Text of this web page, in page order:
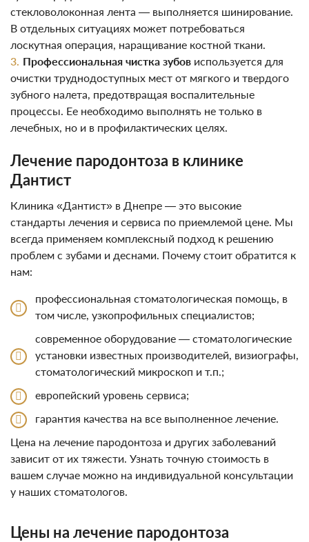
стекловолоконная лента — выполняется шинирование.
В отдельных ситуациях может потребоваться
лоскутная операция, наращивание костной ткани.
Профессиональная чистка зубов используется для
очистки труднодоступных мест от мягкого и твердого
зубного налета, предотвращая воспалительные
процессы. Ее необходимо выполнять не только в
лечебных, но и в профилактических целях.
Лечение пародонтоза в клинике
Дантист
Клиника «Дантист» в Днепре — это высокие
стандарты лечения и сервиса по приемлемой цене. Мы
всегда применяем комплексный подход к решению
проблем с зубами и деснами. Почему стоит обратится к
нам:
профессиональная стоматологическая помощь, в
том числе, узкопрофильных специалистов;
современное оборудование — стоматологические
установки известных производителей, визиографы,
стоматологический микроскоп и т.п.;
европейский уровень сервиса;
гарантия качества на все выполненное лечение.
Цена на лечение пародонтоза и других заболеваний
зависит от их тяжести. Узнать точную стоимость в
вашем случае можно на индивидуальной консультации
у наших стоматологов.
Цены на лечение пародонтоза